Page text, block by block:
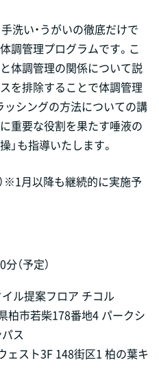
手洗い・うがいの徹底だけで
調管理プログラムです。こ
体調管理の関係について説
を排除することで体調管理
シングの方法についての講
重要な役割を果たす唾液の
」も指導いたします。
）※1月以降も継続的に実施予
（予定）
ル提案フロア チコル
柏市若柴178番地4 パークシ
ス
ェスト3F 148街区1 柏の葉キ